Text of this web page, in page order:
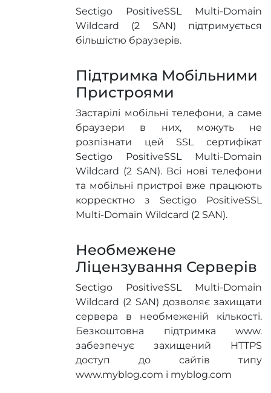
Sectigo PositiveSSL Multi-Domain
Wildcard (2 SAN) підтримується
більшістю браузерів.
Підтримка Мобільними
Пристроями
Застарілі мобільні телефони, а саме
браузери в них, можуть не
розпізнати цей SSL сертифікат
Sectigo PositiveSSL Multi-Domain
Wildcard (2 SAN). Всі нові телефони
та мобільні пристрої вже працюють
корресктно з Sectigo PositiveSSL
Multi-Domain Wildcard (2 SAN).
Необмежене
Ліцензування Серверів
Sectigo PositiveSSL Multi-Domain
Wildcard (2 SAN) дозволяє захищати
сервера в необмеженій кількості.
Безкоштовна підтримка www.
забезпечує захищений HTTPS
доступ до сайтів типу
www.myblog.com і myblog.com